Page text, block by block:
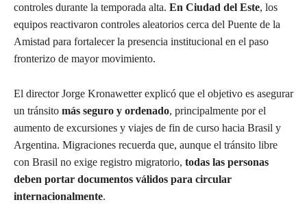
controles durante la temporada alta. En Ciudad del Este, los
equipos reactivaron controles aleatorios cerca del Puente de la
Amistad para fortalecer la presencia institucional en el paso
fronterizo de mayor movimiento.
El director Jorge Kronawetter explicó que el objetivo es asegurar
un tránsito más seguro y ordenado, principalmente por el
aumento de excursiones y viajes de fin de curso hacia Brasil y
Argentina. Migraciones recuerda que, aunque el tránsito libre
con Brasil no exige registro migratorio, todas las personas
deben portar documentos válidos para circular
internacionalmente.